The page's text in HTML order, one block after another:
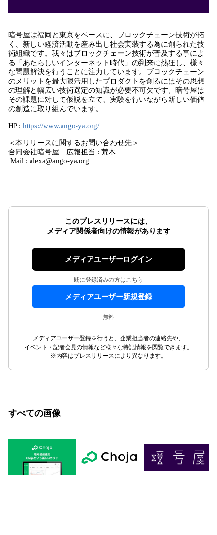
暗号屋は福岡と東京をベースに、ブロックチェーン技術が拓
く、新しい経済活動を産み出し社会実装する為に創られた技
術組織です。我々はブロックチェーン技術が普及する事によ
る「あたらしいインターネット時代」の到来に熱狂し、様々
な問題解決を行うことに注力しています。ブロックチェーン
のメリットを最大限活用したプロダクトを創るにはその思想
の理解と幅広い技術選定の知識が必要不可欠です。暗号屋は
その課題に対して仮説を立て、実験を行いながら新しい価値
の創造に取り組んでいます。
HP : https://www.ango-ya.org/
＜本リリースに関するお問い合わせ先＞
合同会社暗号屋 広報担当 : 荒木
Mail : alexa@ango-ya.org
このプレスリリースには、
メディア関係者向けの情報があります
メディアユーザーログイン
既に登録済みの方はこちら
メディアユーザー新規登録
無料
メディアユーザー登録を行うと、企業担当者の連絡先や、
イベント・記者会見の情報など様々な特記情報を閲覧できます。
※内容はプレスリリースにより異なります。
すべての画像